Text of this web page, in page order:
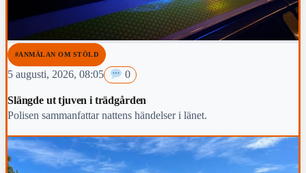
#ANMÄLAN OM STÖLD
5 augusti, 2026, 08:05 0
Slängde ut tjuven i trädgården
Polisen sammanfattar nattens händelser i länet.